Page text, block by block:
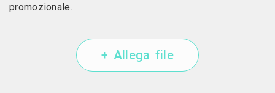
promozionale.
+ Allega file